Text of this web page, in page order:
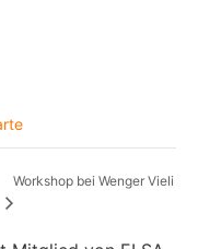
Workshop bei Wenger Vieli